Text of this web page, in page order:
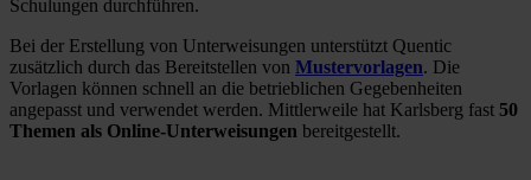
Schulungen durchführen.
Bei der Erstellung von Unterweisungen unterstützt Quentic
zusätzlich durch das Bereitstellen von Mustervorlagen. Die
Vorlagen können schnell an die betrieblichen Gegebenheiten
angepasst und verwendet werden. Mittlerweile hat Karlsberg fast 50
Themen als Online-Unterweisungen bereitgestellt.